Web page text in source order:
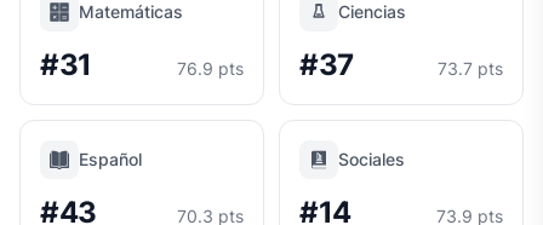
Matemáticas
#31 76.9 pts
Ciencias
#37 73.7 pts
Español
#43 70.3 pts
Sociales
#14 73.9 pts